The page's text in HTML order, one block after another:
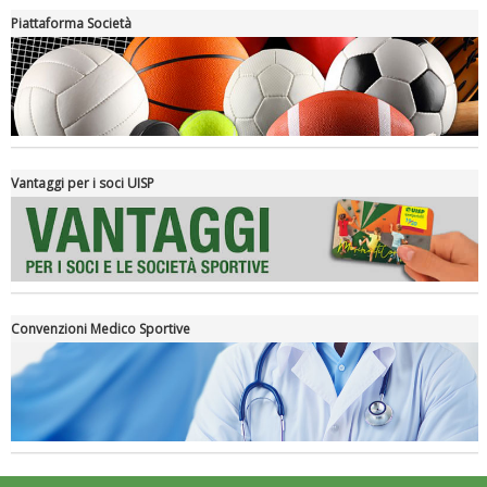
Luglio 2026: "Pensando con i piedi, si possono fare le
rivoluzioni"
Tiziano Pesce a Radio InBlu2000 traccia il bilancio della stagione
Piattaforma Società
Vantaggi per i soci UISP
Convenzioni Medico Sportive